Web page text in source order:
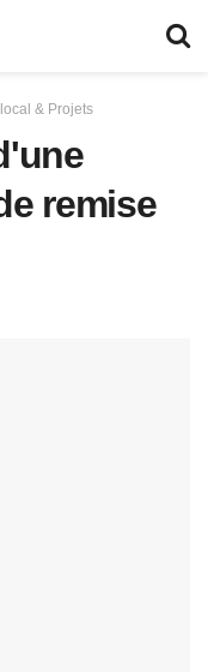
& Projets
remise